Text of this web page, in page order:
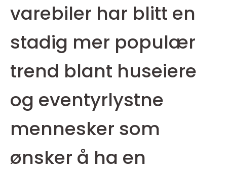
varebiler har blitt en
stadig mer populær
trend blant huseiere
og eventyrlystne
mennesker som
ønsker å ha en